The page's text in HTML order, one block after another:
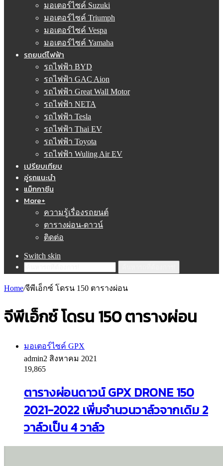
มอเตอร์ไซค์ Suzuki
มอเตอร์ไซค์ Triumph
มอเตอร์ไซค์ Vespa
มอเตอร์ไซค์ Yamaha
รถยนต์ไฟฟ้า
รถไฟฟ้า BYD
รถไฟฟ้า GAC Aion
รถไฟฟ้า Great Wall Motor
รถไฟฟ้า NETA
รถไฟฟ้า Tesla
รถไฟฟ้า Thai EV
รถไฟฟ้า Toyota
รถไฟฟ้า Wuling Air EV
เปรียบเทียบ
อู่รถแนะนำ
แม็กกาซีน
More+
ความรู้เรื่องรถยนต์
ตารางผ่อน-ดาวน์
ติดต่อ
Switch skin
Home/จีพีเอ็กซ์ โดรน 150 ตารางผ่อน
จีพีเอ็กซ์ โดรน 150 ตารางผ่อน
มอเตอร์ไซค์ GPX
admin2 สิงหาคม 2021
19,865
ตารางผ่อนดาวน์ GPX DRONE 150
2021-2022 เพิ่มจำนวนวาล์วจากเดิม 2
วาล์วเป็น 4 วาล์ว